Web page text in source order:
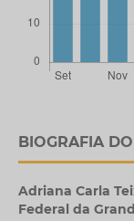
BIOGRAFIA
Adriana Carla
Federal da